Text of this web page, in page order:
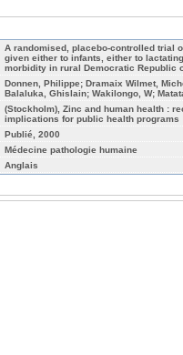
A randomised, placebo-controlled trial
given either to infants, either to
morbidity in rural Democratic Republic
Donnen, Philippe; Dramaix Wilmet,
Balaluka, Ghislain; Wakilongo, W;
(Stockholm), Zinc and human health :
implications for public health programs
Publié, 2000
Médecine pathologie humaine
Anglais